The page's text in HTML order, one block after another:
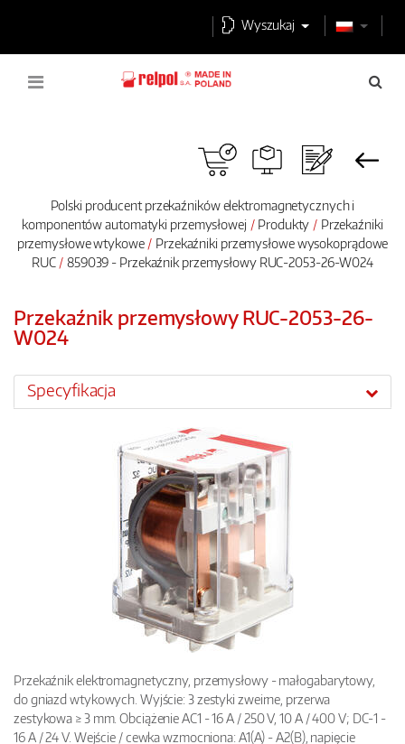
Wyszukaj
Polski producent przekaźników elektromagnetycznych i
komponentów automatyki przemysłowej
Produkty
Przekaźniki
przemysłowe wtykowe
Przekaźniki przemysłowe wysokoprądowe
RUC
859039 - Przekaźnik przemysłowy RUC-2053-26-W024
Przekaźnik przemysłowy RUC-2053-26-
W024
Specyfikacja
Przekaźnik elektromagnetyczny, przemysłowy - małogabarytowy,
do gniazd wtykowych. Wyjście: 3 zestyki zweirne, przerwa
zestykowa ≥ 3 mm. Obciążenie AC1 - 16 A / 250 V, 10 A / 400 V; DC-1 -
16 A / 24 V. Wejście / cewka wzmocniona: A1(A) - A2(B), napięcie